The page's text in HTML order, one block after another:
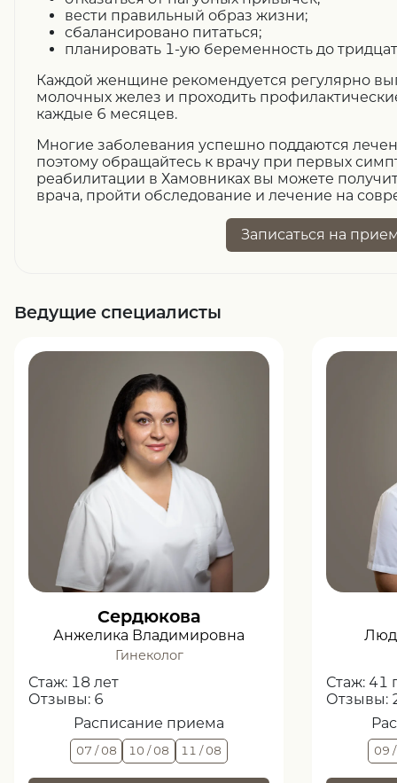
вести правильный образ жизни;
сбалансировано питаться;
планировать 1-ую беременность до
Каждой женщине рекомендуется регулярно
молочных желез и проходить
каждые 6 месяцев.
Многие заболевания успешно поддаются
поэтому обращайтесь к врачу при первых
реабилитации в Хамовниках вы можете
врача, пройти обследование и лечение на
Записаться на
Ведущие специалисты
Сердюкова
Анжелика Владимировна
Гинеколог
Стаж: 18 лет
Отзывы: 6
Расписание приема
07 / 08 10 / 08 11 / 08
Стаж: 41
Отзывы:
09